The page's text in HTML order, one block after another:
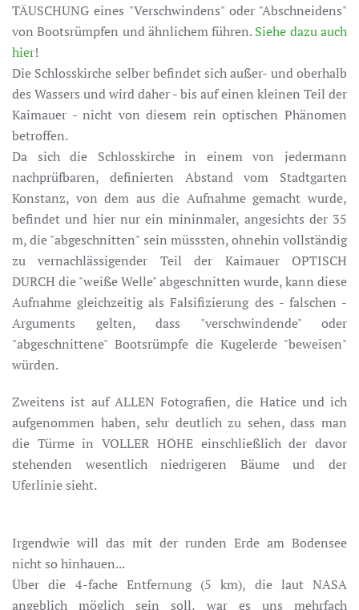
TÄUSCHUNG eines "Verschwindens" oder "Abschneidens"
von Bootsrümpfen und ähnlichem führen.Siehe dazu auch
hier!
Die Schlosskirche selber befindet sich außer- und oberhalb
des Wassers und wird daher - bis auf einen kleinen Teil der
Kaimauer - nicht von diesem rein optischen Phänomen
betroffen.
Da sich die Schlosskirche in einem von jedermann
nachprüfbaren, definierten Abstand vom Stadtgarten
Konstanz, von dem aus die Aufnahme gemacht wurde,
befindet und hier nur ein mininmaler, angesichts der 35
m, die "abgeschnitten" sein müsssten, ohnehin vollständig
zu vernachlässigender Teil der Kaimauer OPTISCH
DURCH die "weiße Welle" abgeschnitten wurde, kann diese
Aufnahme gleichzeitig als Falsifizierung des - falschen -
Arguments gelten, dass "verschwindende" oder
"abgeschnittene" Bootsrümpfe die Kugelerde "beweisen"
würden.
Zweitens ist auf ALLEN Fotografien, die Hatice und ich
aufgenommen haben, sehr deutlich zu sehen, dass man
die Türme in VOLLER HÖHE einschließlich der davor
stehenden wesentlich niedrigeren Bäume und der
Uferlinie sieht.
Irgendwie will das mit der runden Erde am Bodensee
nicht so hinhauen...
Über die 4-fache Entfernung (5 km), die laut NASA
angeblich möglich sein soll, war es uns mehrfach